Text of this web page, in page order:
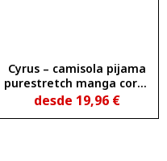
Cyrus – camisola pijama
purestretch manga corta
unisex essential
desde 19,96 €